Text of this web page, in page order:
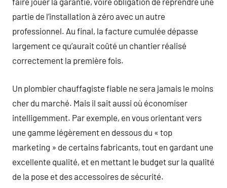
partie de l’installation à zéro avec un autre
professionnel. Au final, la facture cumulée dépasse
largement ce qu’aurait coûté un chantier réalisé
correctement la première fois.
Un plombier chauffagiste fiable ne sera jamais le moins
cher du marché. Mais il sait aussi où économiser
intelligemment. Par exemple, en vous orientant vers
une gamme légèrement en dessous du « top
marketing » de certains fabricants, tout en gardant une
excellente qualité, et en mettant le budget sur la qualité
de la pose et des accessoires de sécurité.